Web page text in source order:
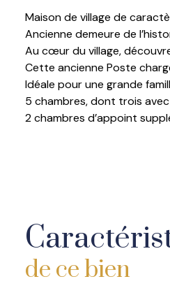
Maison de village de
Ancienne demeure de
Au cœur du village,
Cette ancienne Poste
Idéale pour une grande
5 chambres, dont trois avec
2 chambres d’appoint
Les matériaux anciens sont
En exclusivité chez Bel
Les informations du
de ce bien